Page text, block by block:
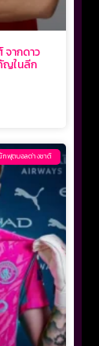
จากดาว
ญในลีก
กฟุตบอลต่างชาติ